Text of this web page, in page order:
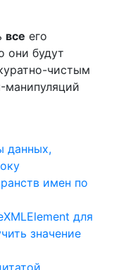
все его
они будут
чистым
манипуляций
данных,
имен по
для
значение